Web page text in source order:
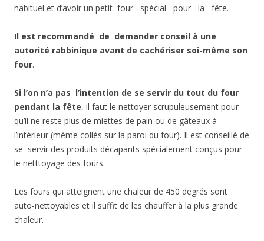
habituel et d’avoir un petit four spécial pour la fête.
Il est recommandé de demander conseil à une
autorité rabbinique avant de cachériser soi-même son
four.
Si l’on n’a pas l’intention de se servir du tout du four
pendant la fête, il faut le nettoyer scrupuleusement pour
qu’il ne reste plus de miettes de pain ou de gâteaux à
l’intérieur (même collés sur la paroi du four). Il est conseillé de
se servir des produits décapants spécialement conçus pour
le netttoyage des fours.
Les fours qui atteignent une chaleur de 450 degrés sont
auto-nettoyables et il suffit de les chauffer à la plus grande
chaleur.